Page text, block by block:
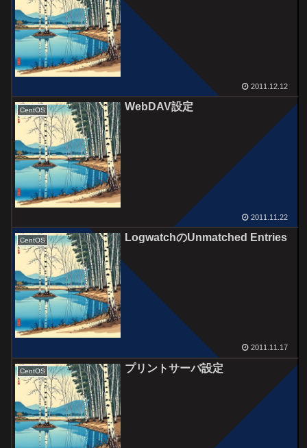
2011.12.12
CentOS WebDAV設定
2011.11.22
CentOS LogwatchのUnmatched Entries
2011.11.17
CentOS プリントサーバ設定